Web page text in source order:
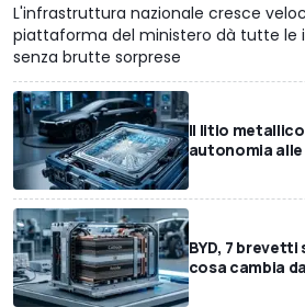
L'infrastruttura nazionale cresce
piattaforma del ministero dà tutte le
senza brutte sorprese
Il litio
autonomia
BYD, 7
cosa cambia